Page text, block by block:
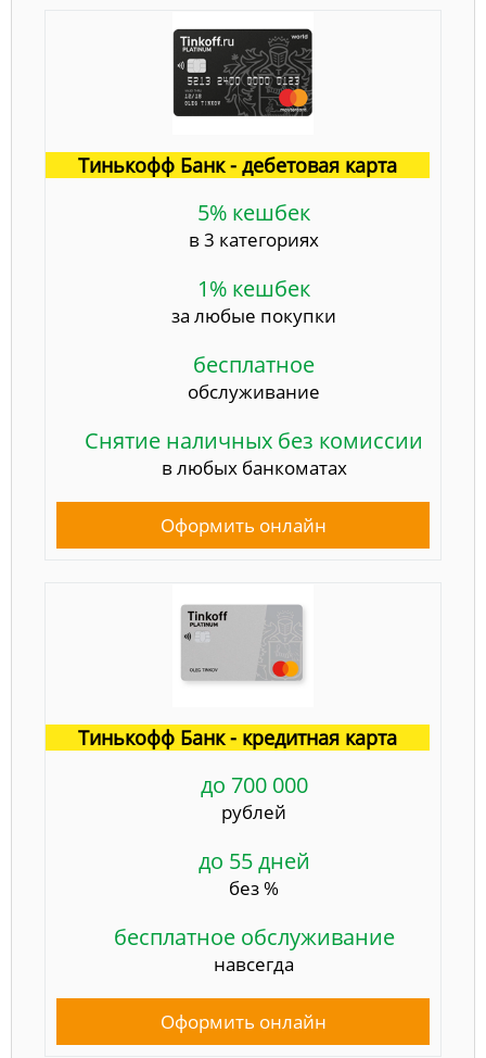
Тинькофф Банк - дебетовая карта
5% кешбек
в 3 категориях
1% кешбек
за любые покупки
бесплатное
обслуживание
Снятие наличных без комиссии
в любых банкоматах
Оформить онлайн
Тинькофф Банк - кредитная карта
до 700 000
рублей
до 55 дней
без %
бесплатное обслуживание
навсегда
Оформить онлайн